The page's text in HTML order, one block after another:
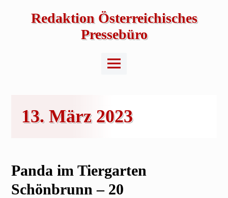
Redaktion Österreichisches
Pressebüro
Main
Menu
13. März 2023
Panda im Tiergarten
Schönbrunn – 20